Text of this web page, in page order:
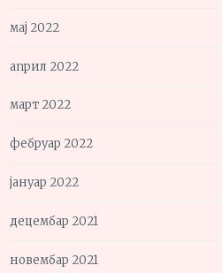
мај 2022
април 2022
март 2022
фебруар 2022
јануар 2022
децембар 2021
новембар 2021